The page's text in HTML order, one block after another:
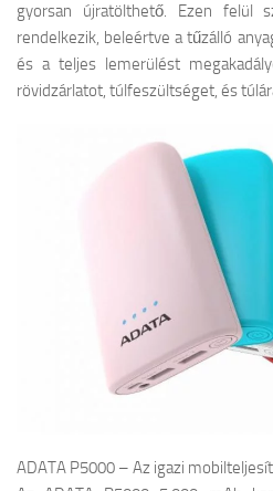
gyorsan újratölthető. Ezen felül
rendelkezik, beleértve a tűzálló
és a teljes lemerülést
rövidzárlatot, túlfeszültséget, és
ADATA P5000 – Az igazi